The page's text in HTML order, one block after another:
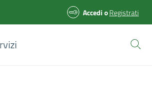
AccedioRegistrati